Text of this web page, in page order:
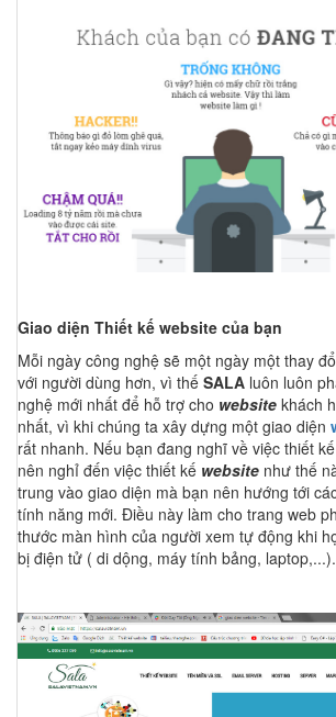
Giao diện Thiết kế website của bạn
Mỗi ngày công nghệ sẽ một ngày một thay
với người dùng hơn, vì thế SALA luôn luôn
nghệ mới nhất để hỗ trợ cho website khách
nhất, vì khi chúng ta xây dựng một giao diện
rất nhanh. Nếu bạn đang nghĩ về việc thiết
nên nghỉ đến việc thiết kế website như thế
trung vào giao diện mà bạn nên hướng tới
tính năng mới. Điều này làm cho trang web
thước màn hình của người xem tự động khi
bị điện tử ( di dộng, máy tính bảng, laptop,...).